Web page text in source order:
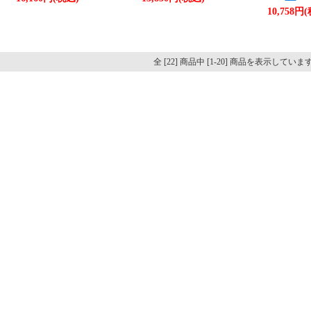
10,758円(
全 [22] 商品中 [1-20] 商品を表示しています